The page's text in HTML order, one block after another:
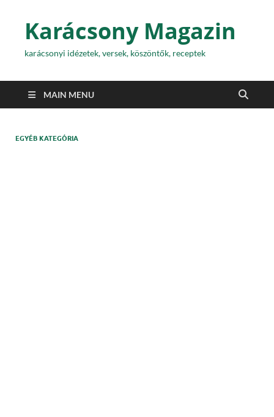
Karácsony Magazin
karácsonyi idézetek, versek, köszöntők, receptek
MAIN MENU
EGYÉB KATEGÓRIA